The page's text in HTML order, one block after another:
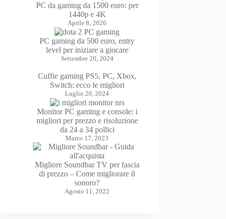
PC da gaming da 1500 euro: per
1440p e 4K
Aprile 8, 2026
PC gaming da 500 euro, entry
level per iniziare a giocare
Settembre 20, 2024
Cuffie gaming PS5, PC, Xbox,
Switch: ecco le migliori
Luglio 20, 2024
Monitor PC gaming e console: i
migliori per prezzo e risoluzione
da 24 a 34 pollici
Marzo 17, 2023
Migliore Soundbar TV per fascia
di prezzo – Come migliorare il
sonoro?
Agosto 11, 2022